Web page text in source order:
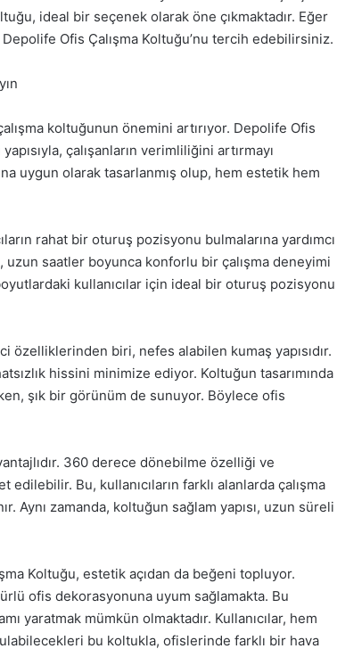
ideal bir seçenek olarak öne çıkmaktadır. Eğer
Ofis Çalışma Koltuğu’nu tercih edebilirsiniz.
koltuğunun önemini artırıyor. Depolife Ofis
çalışanların verimliliğini artırmayı
uygun olarak tasarlanmış olup, hem estetik hem
rahat bir oturuş pozisyonu bulmalarına yardımcı
uzun saatler boyunca konforlu bir çalışma deneyimi
kullanıcılar için ideal bir oturuş pozisyonu
özelliklerinden biri, nefes alabilen kumaş yapısıdır.
hissini minimize ediyor. Koltuğun tasarımında
şık bir görünüm de sunuyor. Böylece ofis
360 derece dönebilme özelliği ve
Bu, kullanıcıların farklı alanlarda çalışma
Aynı zamanda, koltuğun sağlam yapısı, uzun süreli
Koltuğu, estetik açıdan da beğeni topluyor.
ofis dekorasyonuna uyum sağlamakta. Bu
yaratmak mümkün olmaktadır. Kullanıcılar, hem
bu koltukla, ofislerinde farklı bir hava